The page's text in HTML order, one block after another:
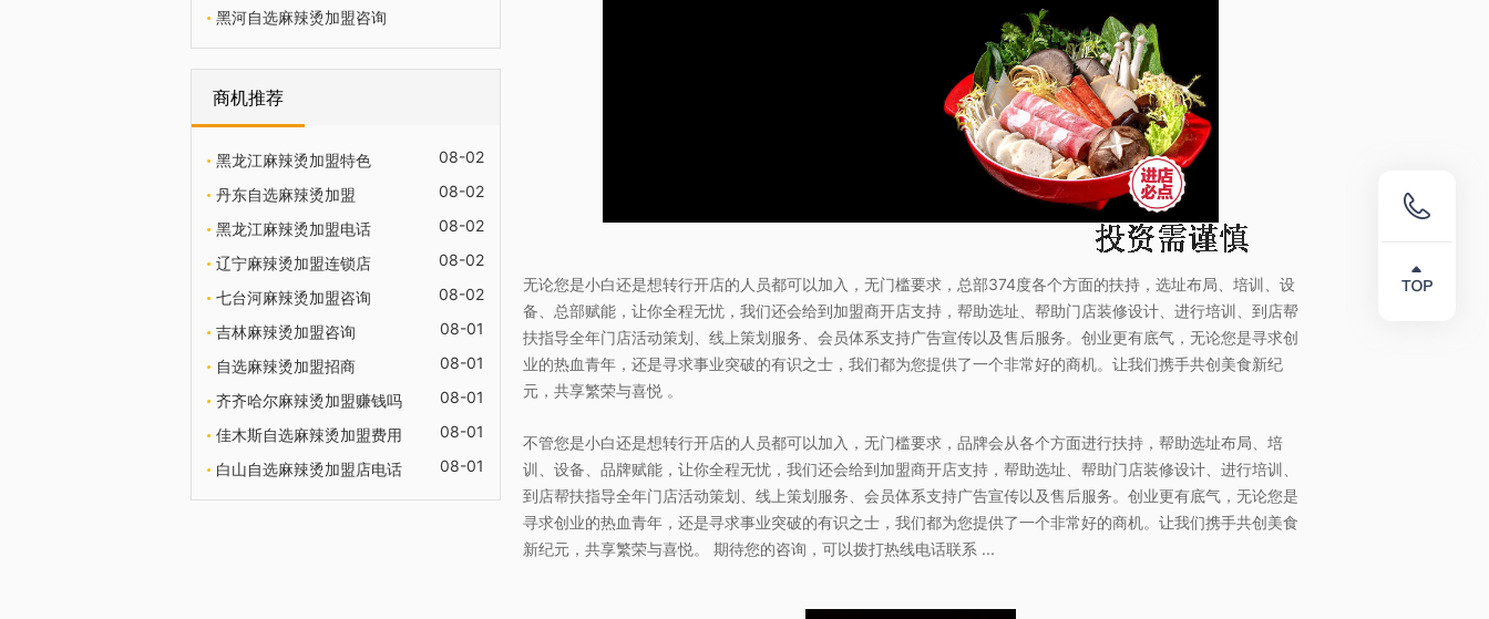
无论您是小白还是想转行开店的人员都可以加入，无门槛要求，总部374度各个方面的扶持，选址布局、培训、设
备、总部赋能，让你全程无忧，我们还会给到加盟商开店支持，帮助选址、帮助门店装修设计、进行培训、到店帮
扶指导全年门店活动策划、线上策划服务、会员体系支持广告宣传以及售后服务。创业更有底气，无论您是寻求创
业的热血青年，还是寻求事业突破的有识之士，我们都为您提供了一个非常好的商机。让我们携手共创美食新纪
元，共享繁荣与喜悦 。
不管您是小白还是想转行开店的人员都可以加入，无门槛要求，品牌会从各个方面进行扶持，帮助选址布局、培
训、设备、品牌赋能，让你全程无忧，我们还会给到加盟商开店支持，帮助选址、帮助门店装修设计、进行培训、
到店帮扶指导全年门店活动策划、线上策划服务、会员体系支持广告宣传以及售后服务。创业更有底气，无论您是
寻求创业的热血青年，还是寻求事业突破的有识之士，我们都为您提供了一个非常好的商机。让我们携手共创美食
新纪元，共享繁荣与喜悦。 期待您的咨询，可以拨打热线电话联系 ...
黑河自选麻辣烫加盟咨询
商机推荐
黑龙江麻辣烫加盟特色
08-02
丹东自选麻辣烫加盟
08-02
黑龙江麻辣烫加盟电话
08-02
辽宁麻辣烫加盟连锁店
08-02
七台河麻辣烫加盟咨询
08-02
吉林麻辣烫加盟咨询
08-01
自选麻辣烫加盟招商
08-01
齐齐哈尔麻辣烫加盟赚钱吗
08-01
佳木斯自选麻辣烫加盟费用
08-01
白山自选麻辣烫加盟店电话
08-01